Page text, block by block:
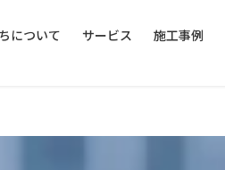
について サービス 施工事例